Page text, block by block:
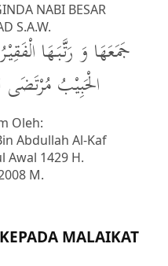
NABI BESAR
S.A.W.
جَمَعَهَا وَ رَتَّبَهَا
الْحَبِيْبُ مُرْتَضَى
Oleh:
Abdullah Al-Kaf
Awal 1429 H.
M.
MALAIKAT